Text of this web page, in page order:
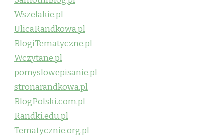
Wszelakie.pl
UlicaRandkowa.pl
BlogiTematyczne.pl
Wczytane.pl
pomyslowepisanie.pl
stronarandkowa.pl
BlogPolski.com.pl
Randki.edu.pl
Tematycznie.org.pl